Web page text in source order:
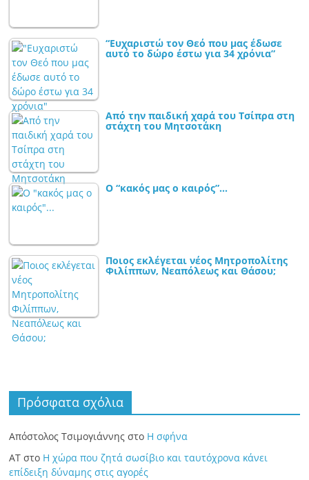
“Ευχαριστώ τον Θεό που μας έδωσε
αυτό το δώρο έστω για 34 χρόνια”
Από την παιδική χαρά του Τσίπρα στη
στάχτη του Μητσοτάκη
Ο “κακός μας ο καιρός”…
Ποιος εκλέγεται νέος Μητροπολίτης
Φιλίππων, Νεαπόλεως και Θάσου;
Πρόσφατα σχόλια
Απόστολος Τσιμογιάννης στο Η σφήνα
ΑΤ στο Η χώρα που ζητά σωσίβιο και ταυτόχρονα κάνει
επίδειξη δύναμης στις αγορές